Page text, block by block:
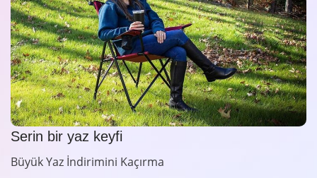
Serin bir yaz keyfi
Büyük Yaz İndirimini Kaçırma